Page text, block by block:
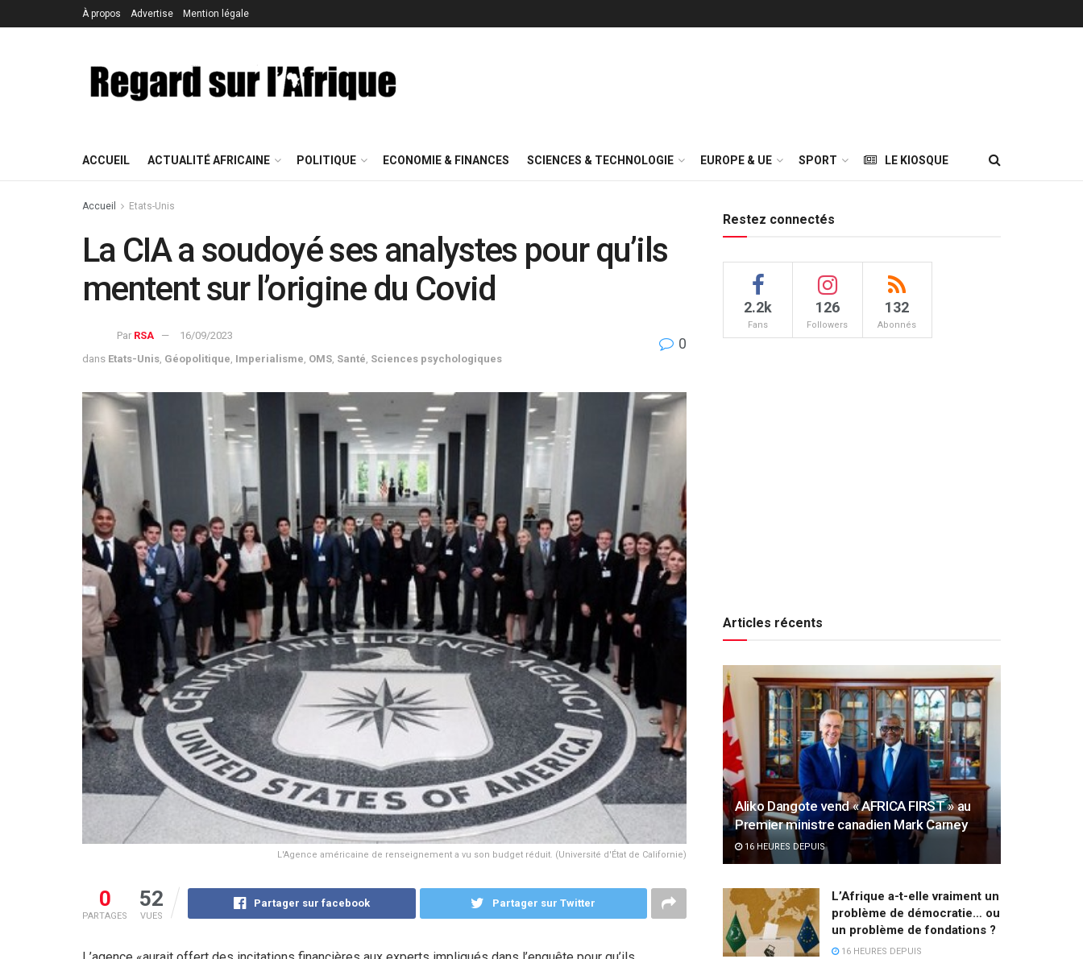
À propos Advertise Mention légale
ACCUEIL ACTUALITÉ AFRICAINE POLITIQUE ECONOMIE & FINANCES SCIENCES & TECHNOLOGIE EUROPE & UE SPORT LE KIOSQUE
Accueil Etats-Unis
La CIA a soudoyé ses analystes pour qu’ils
mentent sur l’origine du Covid
Par RSA
16/09/2023
dans Etats-Unis Géopolitique Imperialisme OMS Santé Sciences psychologiques
0
L'Agence américaine de renseignement a vu son budget réduit. (Université d'État de Californie)
0
PARTAGES
52
VUES
Partager sur facebook Partager sur Twitter
Restez connectés
2.2k
Fans
126
Followers
132
Abonnés
Articles récents
Aliko Dangote vend « AFRICA FIRST » au
Premier ministre canadien Mark Carney
16 HEURES DEPUIS
L’Afrique a-t-elle vraiment un
problème de démocratie… ou
un problème de fondations ?
16 HEURES DEPUIS